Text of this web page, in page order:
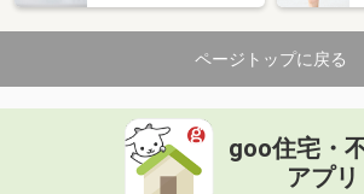
ページトップに戻る
goo住宅・
アプリ